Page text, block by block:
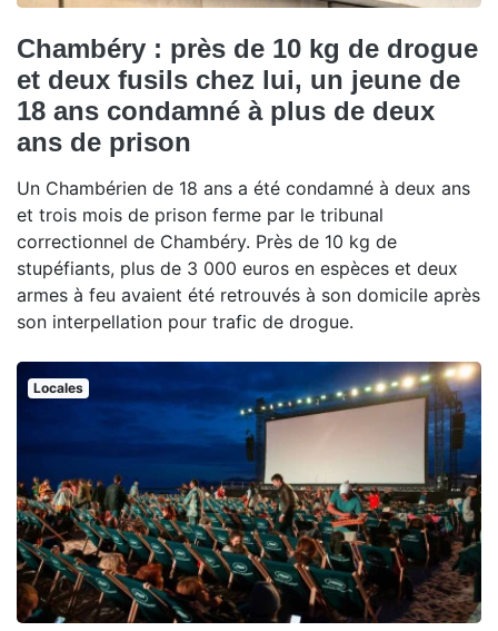
Chambéry : près de 10 kg de drogue
et deux fusils chez lui, un jeune de
18 ans condamné à plus de deux
ans de prison
Un Chambérien de 18 ans a été condamné à deux ans
et trois mois de prison ferme par le tribunal
correctionnel de Chambéry. Près de 10 kg de
stupéfiants, plus de 3 000 euros en espèces et deux
armes à feu avaient été retrouvés à son domicile après
son interpellation pour trafic de drogue.
Locales